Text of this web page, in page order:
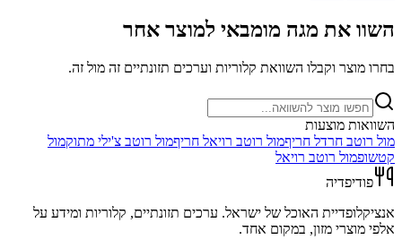
השוו את מגה מומבאי למוצר אחר
בחרו מוצר וקבלו השוואת קלוריות וערכים תזונתיים זה מול זה.
השוואות מוצעות
מול רוטב חרדל חריףמול רוטב רויאל חריףמול רוטב צ'ילי מתוקמול
קטשופמול רוטב רויאל
פודיפדיה
אנציקלופדיית האוכל של ישראל. ערכים תזונתיים, קלוריות ומידע על
אלפי מוצרי מזון, במקום אחד.